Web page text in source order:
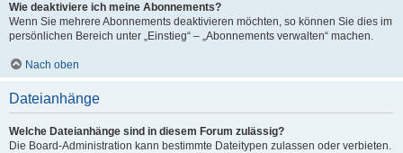
Wie deaktiviere ich meine Abonnements?
Wenn Sie mehrere Abonnements deaktivieren möchten, so können Sie dies im
persönlichen Bereich unter „Einstieg“ – „Abonnements verwalten“ machen.
Nach oben
Dateianhänge
Welche Dateianhänge sind in diesem Forum zulässig?
Die Board-Administration kann bestimmte Dateitypen zulassen oder verbieten.